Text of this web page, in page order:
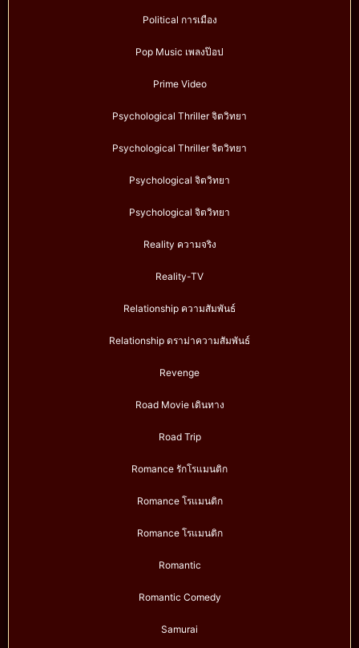
Political การเมือง
Pop Music เพลงป๊อป
Prime Video
Psychological Thriller จิตวิทยา
Psychological Thriller จิตวิทยา
Psychological จิตวิทยา
Psychological จิตวิทยา
Reality ความจริง
Reality-TV
Relationship ความสัมพันธ์
Relationship ดราม่าความสัมพันธ์
Revenge
Road Movie เดินทาง
Road Trip
Romance รักโรแมนติก
Romance โรแมนติก
Romance โรแมนติก
Romantic
Romantic Comedy
Samurai